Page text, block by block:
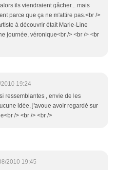
ils viendraient gâcher... mais
parce que ça ne m'attire pas.<br />
à découvrir était Marie-Line
journée, véronique<br /> <br /> <br
2010 19:24
ressemblantes , envie de les
idée, j'avoue avoir regardé sur
/> <br /> <br />
2010 19:45